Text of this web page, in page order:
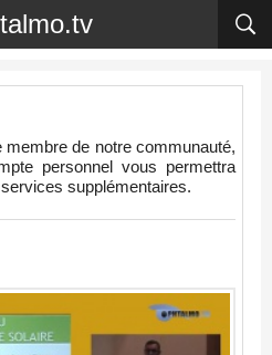
de notre communauté,
personnel vous permettra
supplémentaires.